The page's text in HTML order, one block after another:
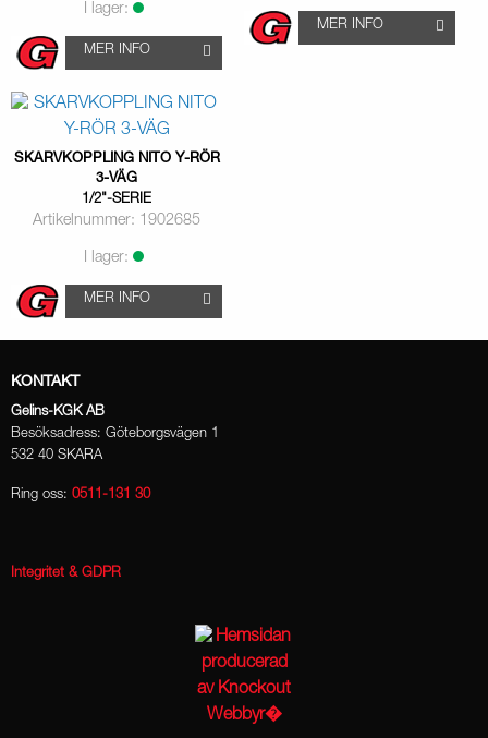
I lager:
MER INFO
MER INFO
SKARVKOPPLING NITO Y-RÖR
3-VÄG
1/2"-SERIE
Artikelnummer: 1902685
I lager:
MER INFO
KONTAKT
Gelins-KGK AB
Besöksadress: Göteborgsvägen 1
532 40 SKARA
Ring oss: 0511-131 30
Integritet & GDPR